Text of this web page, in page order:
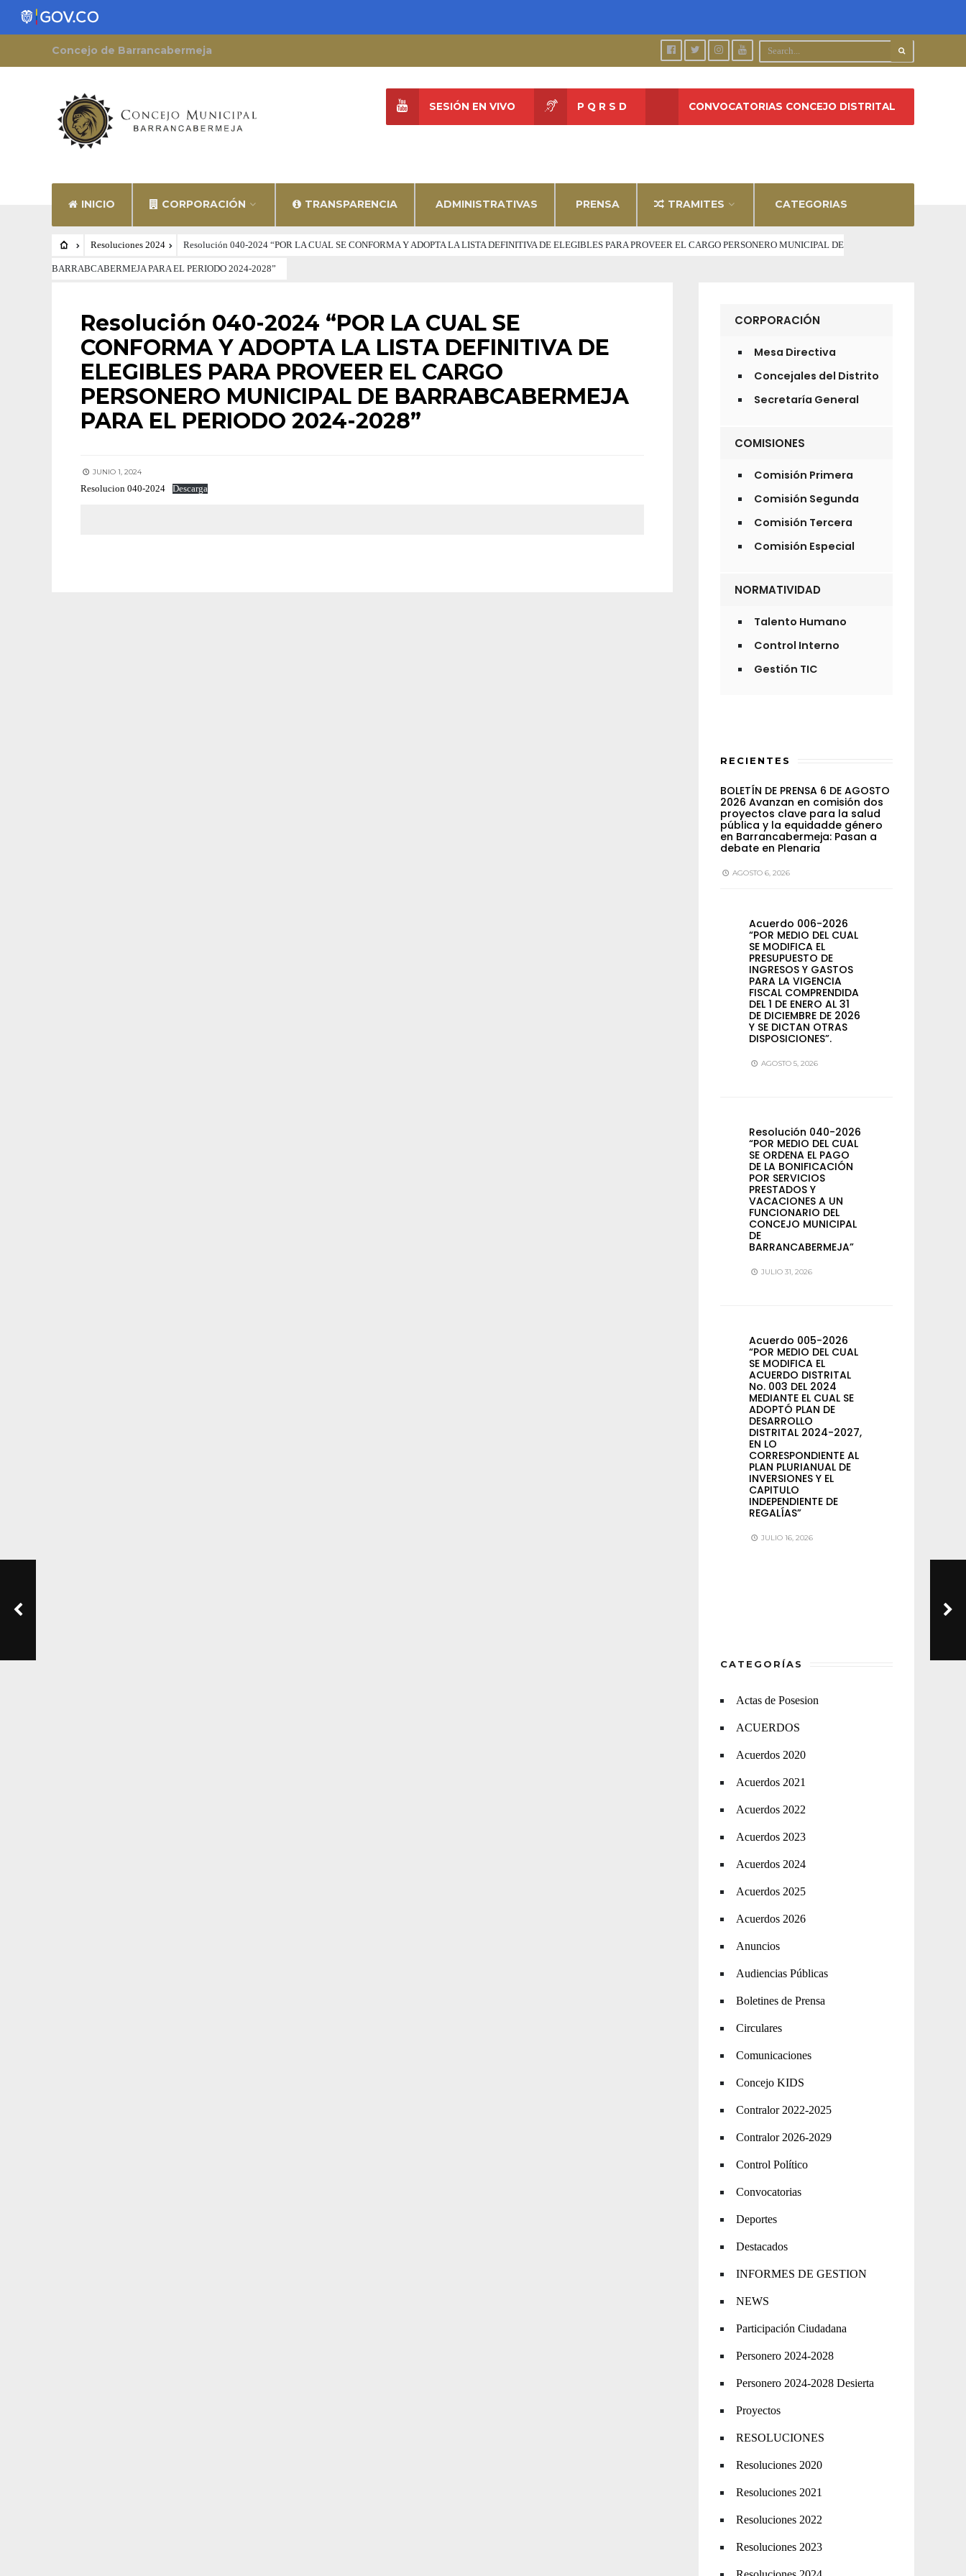
Concejo de Barrancabermeja
INICIO CORPORACIÓN TRANSPARENCIA ADMINISTRATIVAS PRENSA TRAMITES CATEGORIAS
SESIÓN EN VIVO P Q R S D CONVOCATORIAS CONCEJO DISTRITAL
Resoluciones 2024 Resolución 040-2024 “POR LA CUAL SE CONFORMA Y ADOPTA LA LISTA DEFINITIVA DE ELEGIBLES PARA PROVEER EL CARGO PERSONERO MUNICIPAL DE
BARRABCABERMEJA PARA EL PERIODO 2024-2028”
RESOLUCIONES 2024
Resolución 040-2024 “POR LA CUAL SE
CONFORMA Y ADOPTA LA LISTA DEFINITIVA DE
ELEGIBLES PARA PROVEER EL CARGO
PERSONERO MUNICIPAL DE BARRABCABERMEJA
PARA EL PERIODO 2024-2028”
JUNIO 1, 2024
Resolucion 040-2024 Descarga
CORPORACIÓN
Mesa Directiva
Concejales del Distrito
Secretaría General
COMISIONES
Comisión Primera
Comisión Segunda
Comisión Tercera
Comisión Especial
NORMATIVIDAD
Talento Humano
Control Interno
Gestión TIC
RECIENTES
BOLETÍN DE PRENSA 6 DE AGOSTO
2026 Avanzan en comisión dos
proyectos clave para la salud
pública y la equidadde género
en Barrancabermeja: Pasan a
debate en Plenaria
AGOSTO 6, 2026
Acuerdo 006-2026
“POR MEDIO DEL CUAL
SE MODIFICA EL
PRESUPUESTO DE
INGRESOS Y GASTOS
PARA LA VIGENCIA
FISCAL COMPRENDIDA
DEL 1 DE ENERO AL 31
DE DICIEMBRE DE 2026
Y SE DICTAN OTRAS
DISPOSICIONES”.
AGOSTO 5, 2026
Resolución 040-2026
“POR MEDIO DEL CUAL
SE ORDENA EL PAGO
DE LA BONIFICACIÓN
POR SERVICIOS
PRESTADOS Y
VACACIONES A UN
FUNCIONARIO DEL
CONCEJO MUNICIPAL
DE
BARRANCABERMEJA”
JULIO 31, 2026
Acuerdo 005-2026
“POR MEDIO DEL CUAL
SE MODIFICA EL
ACUERDO DISTRITAL
No. 003 DEL 2024
MEDIANTE EL CUAL SE
ADOPTÓ PLAN DE
DESARROLLO
DISTRITAL 2024-2027,
EN LO
CORRESPONDIENTE AL
PLAN PLURIANUAL DE
INVERSIONES Y EL
CAPITULO
INDEPENDIENTE DE
REGALÍAS”
JULIO 16, 2026
CATEGORÍAS
Actas de Posesion
ACUERDOS
Acuerdos 2020
Acuerdos 2021
Acuerdos 2022
Acuerdos 2023
Acuerdos 2024
Acuerdos 2025
Acuerdos 2026
Anuncios
Audiencias Públicas
Boletines de Prensa
Circulares
Comunicaciones
Concejo KIDS
Contralor 2022-2025
Contralor 2026-2029
Control Político
Convocatorias
Deportes
Destacados
INFORMES DE GESTION
NEWS
Participación Ciudadana
Personero 2024-2028
Personero 2024-2028 Desierta
Proyectos
RESOLUCIONES
Resoluciones 2020
Resoluciones 2021
Resoluciones 2022
Resoluciones 2023